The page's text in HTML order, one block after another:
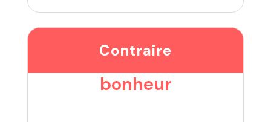
Contraire
bonheur